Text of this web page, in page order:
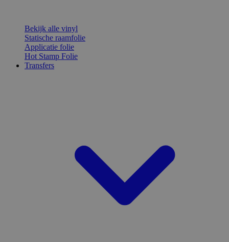
Bekijk alle vinyl
Statische raamfolie
Applicatie folie
Hot Stamp Folie
Transfers